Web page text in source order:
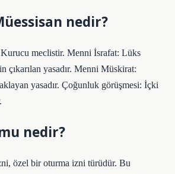
nedir?
meclistir. Menni İsrafat: Lüks
çıkarılan yasadır. Menni Müskirat:
yasadır. Çoğunluk görüşmesi: İçki
nedir?
özel bir oturma izni türüdür. Bu